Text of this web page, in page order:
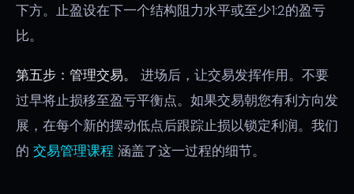
下方。止盈设在下一个结构阻力水平或至少1:2的盈亏
比。
第五步：管理交易。
进场后，让交易发挥作用。不要
过早将止损移至盈亏平衡点。如果交易朝您有利方向发
展，在每个新的摆动低点后跟踪止损以锁定利润。我们
的 交易管理课程 涵盖了这一过程的细节。